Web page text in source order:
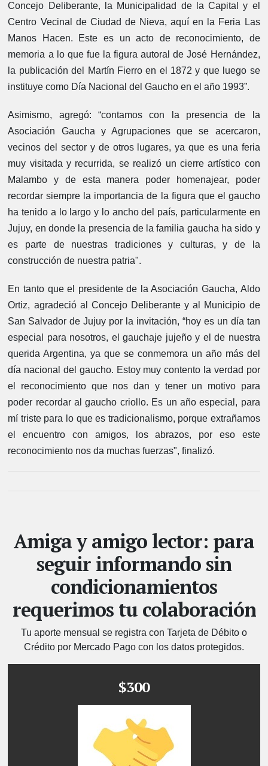
Concejo Deliberante, la Municipalidad de la Capital y el
Centro Vecinal de Ciudad de Nieva, aquí en la Feria Las
Manos Hacen. Este es un acto de reconocimiento, de
memoria a lo que fue la figura autoral de José Hernández,
la publicación del Martín Fierro en el 1872 y que luego se
instituye como Día Nacional del Gaucho en el año 1993”.
Asimismo, agregó: “contamos con la presencia de la
Asociación Gaucha y Agrupaciones que se acercaron,
vecinos del sector y de otros lugares, ya que es una feria
muy visitada y recurrida, se realizó un cierre artístico con
Malambo y de esta manera poder homenajear, poder
recordar siempre la importancia de la figura que el gaucho
ha tenido a lo largo y lo ancho del país, particularmente en
Jujuy, en donde la presencia de la familia gaucha ha sido y
es parte de nuestras tradiciones y culturas, y de la
construcción de nuestra patria".
En tanto que el presidente de la Asociación Gaucha, Aldo
Ortiz, agradeció al Concejo Deliberante y al Municipio de
San Salvador de Jujuy por la invitación, “hoy es un día tan
especial para nosotros, el gauchaje jujeño y el de nuestra
querida Argentina, ya que se conmemora un año más del
día nacional del gaucho. Estoy muy contento la verdad por
el reconocimiento que nos dan y tener un motivo para
poder recordar al gaucho criollo. Es un año especial, para
mí triste para lo que es tradicionalismo, porque extrañamos
el encuentro con amigos, los abrazos, por eso este
reconocimiento nos da muchas fuerzas", finalizó.
Amiga y amigo lector: para
seguir informando sin
condicionamientos
requerimos tu colaboración
Tu aporte mensual se registra con Tarjeta de Débito o
Crédito por Mercado Pago con los datos protegidos.
$300